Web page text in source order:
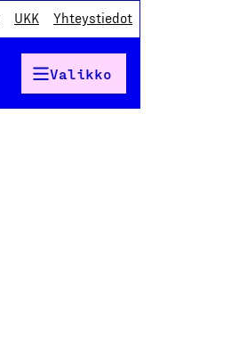
UKK Yhteystiedot
Valikko